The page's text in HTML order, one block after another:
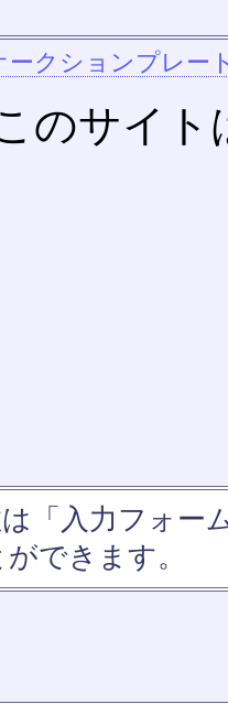
ークションプレー
のサイト
「入力フォー
できます。